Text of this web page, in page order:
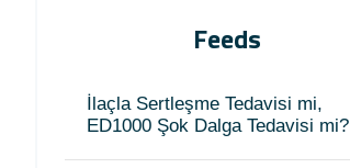
Feeds
İlaçla Sertleşme Tedavisi mi,
ED1000 Şok Dalga Tedavisi mi?